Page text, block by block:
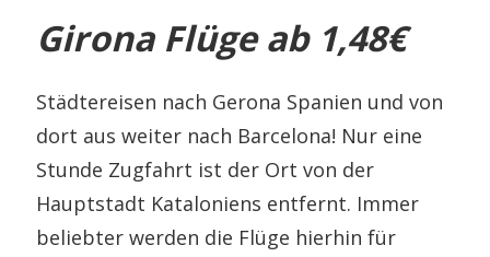
Girona Flüge ab 1,48€
Städtereisen nach Gerona Spanien und von
dort aus weiter nach Barcelona! Nur eine
Stunde Zugfahrt ist der Ort von der
Hauptstadt Kataloniens entfernt. Immer
beliebter werden die Flüge hierhin für